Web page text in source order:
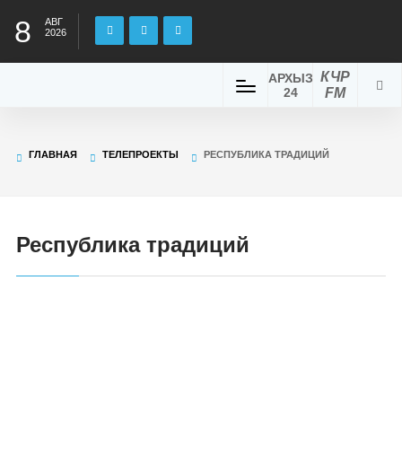
8
АВГ
2026
КЧР
FM
АРХЫЗ
24
ГЛАВНАЯ ТЕЛЕПРОЕКТЫ РЕСПУБЛИКА ТРАДИЦИЙ
Республика традиций